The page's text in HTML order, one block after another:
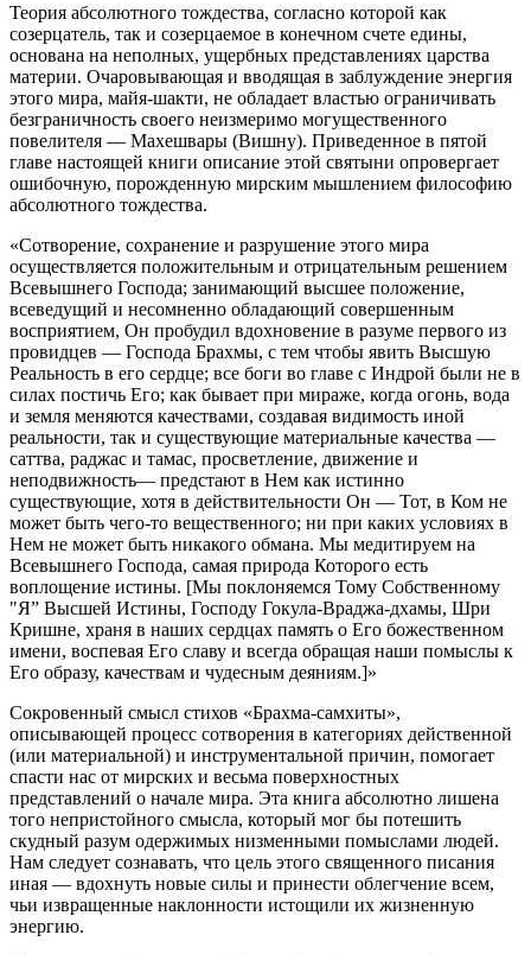
Теория абсолютного тождества, согласно которой как
созерцатель, так и созерцаемое в конечном счете едины,
основана на неполных, ущербных представлениях царства
материи. Очаровывающая и вводящая в заблуждение энергия
этого мира, майя-шакти, не обладает властью ограничивать
безграничность своего неизмеримо могущественного
повелителя — Махешвары (Вишну). Приведенное в пятой
главе настоящей книги описание этой святыни опровергает
ошибочную, порожденную мирским мышлением философию
абсолютного тождества.
«Сотворение, сохранение и разрушение этого мира
осуществляется положительным и отрицательным решением
Всевышнего Господа; занимающий высшее положение,
всеведущий и несомненно обладающий совершенным
восприятием, Он пробудил вдохновение в разуме первого из
провидцев — Господа Брахмы, с тем чтобы явить Высшую
Реальность в его сердце; все боги во главе с Индрой были не в
силах постичь Его; как бывает при мираже, когда огонь, вода
и земля меняются качествами, создавая видимость иной
реальности, так и существующие материальные качества —
саттва, раджас и тамас, просветление, движение и
неподвижность— предстают в Нем как истинно
существующие, хотя в действительности Он — Тот, в Ком не
может быть чего-то вещественного; ни при каких условиях в
Нем не может быть никакого обмана. Мы медитируем на
Всевышнего Господа, самая природа Которого есть
воплощение истины. [Мы поклоняемся Тому Собственному
"Я” Высшей Истины, Господу Гокула-Враджа-дхамы, Шри
Кришне, храня в наших сердцах память о Его божественном
имени, воспевая Его славу и всегда обращая наши помыслы к
Его образу, качествам и чудесным деяниям.]»
Сокровенный смысл стихов «Брахма-самхиты»,
описывающей процесс сотворения в категориях действенной
(или материальной) и инструментальной причин, помогает
спасти нас от мирских и весьма поверхностных
представлений о начале мира. Эта книга абсолютно лишена
того непристойного смысла, который мог бы потешить
скудный разум одержимых низменными помыслами людей.
Нам следует сознавать, что цель этого священного писания
иная — вдохнуть новые силы и принести облегчение всем,
чьи извращенные наклонности истощили их жизненную
энергию.